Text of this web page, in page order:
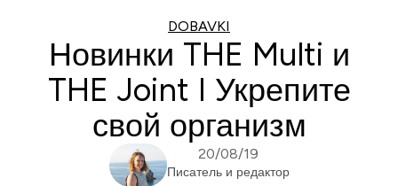
DOBAVKI
Новинки THE Multi и
THE Joint I Укрепите
свой организм
20/08/19
Писатель и редактор